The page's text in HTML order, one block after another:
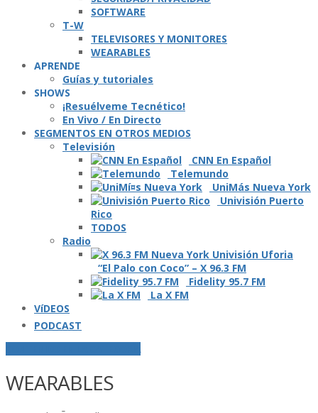
SOFTWARE
T-W
TELEVISORES Y MONITORES
WEARABLES
APRENDE
Guí­as y tutoriales
SHOWS
¡Resuélveme Tecnético!
En Vivo / En Directo
SEGMENTOS EN OTROS MEDIOS
Televisión
CNN En Español
Telemundo
UniMás Nueva York
Univisión Puerto
Rico
TODOS
Radio
“El Palo con Coco” – X 96.3 FM
Fidelity 95.7 FM
La X FM
VíDEOS
PODCAST
WEARABLES